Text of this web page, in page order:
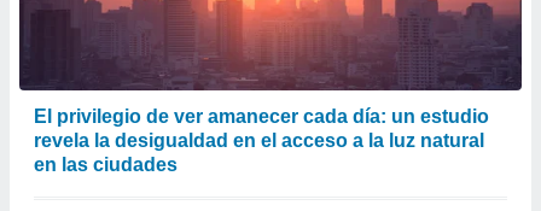
El privilegio de ver amanecer cada día: un estudio
revela la desigualdad en el acceso a la luz natural
en las ciudades